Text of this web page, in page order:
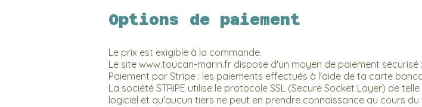
Options de paiement
Le prix est exigible à la commande.
Le site www.toucan-marin.fr dispose d'un moyen de paiement sécurisé :
Paiement par Stripe : les paiements effectués à l'aide de ta carte
La société STRIPE utilise le protocole SSL (Secure Socket Layer) de
logiciel et qu'aucun tiers ne peut en prendre connaissance au cours